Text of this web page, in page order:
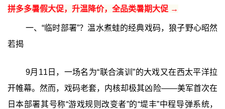
拼多多暑假大促，升温降价，全品类暑期大促 →
一、“临时部署”？温水煮蛙的经典戏码，狼子野心昭然
若揭
9月11日，一场名为“联合演训”的大戏又在西太平洋拉
开帷幕。然而，戏码老套，内核却极其凶险——美军首次在
日本部署其号称“游戏规则改变者”的“堤丰”中程导弹系统，